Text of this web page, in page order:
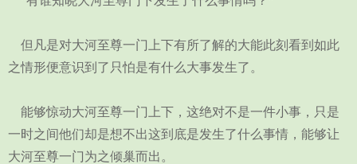
但凡是对大河至尊一门上下有所了解的大能此刻看到如此
之情形便意识到了只怕是有什么大事发生了。
能够惊动大河至尊一门上下，这绝对不是一件小事，只是
一时之间他们却是想不出这到底是发生了什么事情，能够让
大河至尊一门为之倾巢而出。